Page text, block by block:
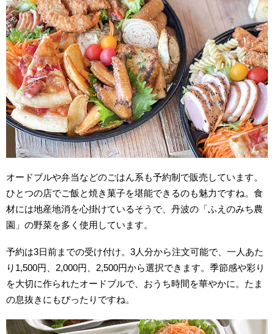
オードブルや弁当などのごはん系も予約制で販売しています。
ひとつの店でご飯と焼き菓子を堪能できるのも魅力ですね。食
材には地産地消を心掛けているそうで、丹波の「ふえのみち農
園」の野菜を多く使用しています。
予約は3日前までの受け付け。3人分から注文可能で、一人あた
り1,500円、2,000円、2,500円から選択できます。季節感や彩り
を大切に作られたオードブルで、おうち時間を華やかに。たま
の息抜きにもぴったりですね。